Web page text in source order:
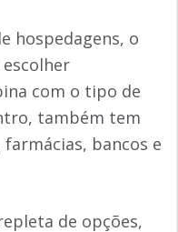
hospedagens, o
com o tipo de
também tem
bancos e
de opções,